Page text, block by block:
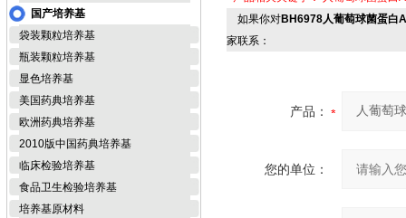
国产培养基
袋装颗粒培养基
瓶装颗粒培养基
显色培养基
美国药典培养基
欧洲药典培养基
2010版中国药典培养基
临床检验培养基
食品卫生检验培养基
培养基原材料
如果你对BH6978人葡萄球菌蛋白
家联系：
产品：
您的单位：